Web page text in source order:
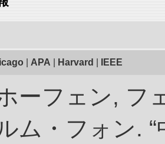
APA Harvard IEEE
ーフェン, フ
ム・フォン.